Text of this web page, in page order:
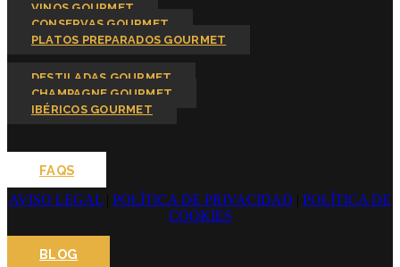
VINOS GOURMET
CONSERVAS GOURMET
PLATOS PREPARADOS GOURMET
DESTILADAS GOURMET
CHAMPAGNE GOURMET
IBÉRICOS GOURMET
FAQS
AVISO LEGAL
POLÍTICA DE PRIVACIDAD
POLÍTICA DE
COOKIES
BLOG